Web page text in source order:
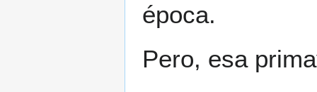
época.
Pero, esa